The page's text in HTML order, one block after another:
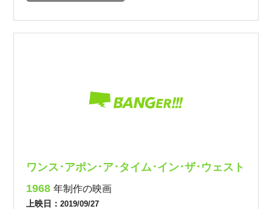
ワンス･アポン･ア･タイム･イン･ザ･ウェスト
1968年制作の映画
上映日：2019/09/27